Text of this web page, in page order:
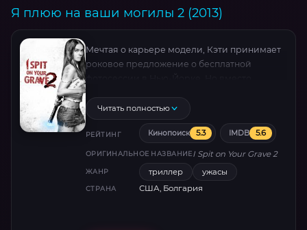
Я плюю на ваши могилы 2 (2013)
Мечтая о карьере модели, Кэти принимает
роковое предложение о бесплатной
бесчеловечное насилие и транспортировка
в подземелья Софии. Чудом вырвавшись из
могилы заживо, героиня (Джемма
Даллендер) погружается в мрак катакомб,
где рождается её новая сущность. Фильм
Стивена Монро шокирует
кинематографичной жестокостью,
Читать полностью
РЕЙТИНГ Кинопоиск 5.3 IMDB 5.6
ОРИГИНАЛЬНОЕ НАЗВАНИЕI Spit on Your Grave 2
ЖАНР триллер ужасы
СТРАНА США, Болгария